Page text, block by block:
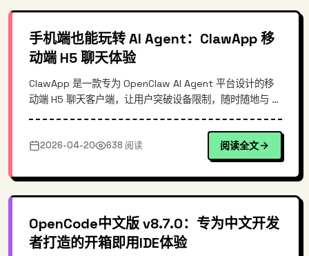
手机端也能玩转 AI Agent：ClawApp 移
动端 H5 聊天体验
ClawApp 是一款专为 OpenClaw AI Agent 平台设计的移
动端 H5 聊天客户端，让用户突破设备限制，随时随地与 AI
计理念，以及如何在移动端实现流畅的聊天体验，并提供详
细的部署和使用指南。
2026-04-20 638 阅读 阅读全文
OpenCode中文版 v8.7.0：专为中文开发
者打造的开箱即用IDE体验